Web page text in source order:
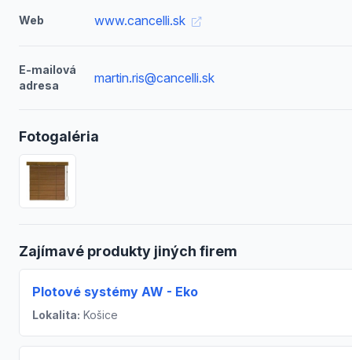
Web www.cancelli.sk
E-mailová
adresa
martin.ris@cancelli.sk
Fotogaléria
Zajímavé produkty jiných firem
Plotové systémy AW - Eko
Lokalita: Košice